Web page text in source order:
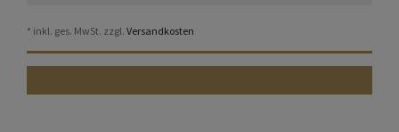
* inkl. ges. MwSt. zzgl. Versandkosten